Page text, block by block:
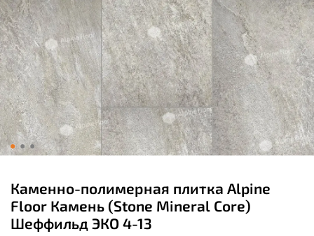
Каменно-полимерная плитка Alpine
Floor Камень (Stone Mineral Core)
Шеффильд ЭКО 4-13